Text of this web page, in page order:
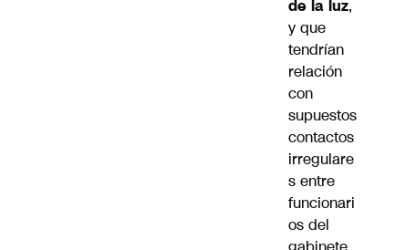
de la luz,
y que
tendrían
relación
con
supuestos
contactos
irregulare
s entre
funcionari
os del